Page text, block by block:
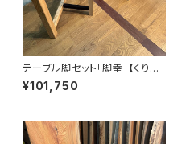
テーブル脚セット「脚幸」【くり＆
ウェンジ＆かえで】【オイル塗装
仕上げ済み】
¥101,750